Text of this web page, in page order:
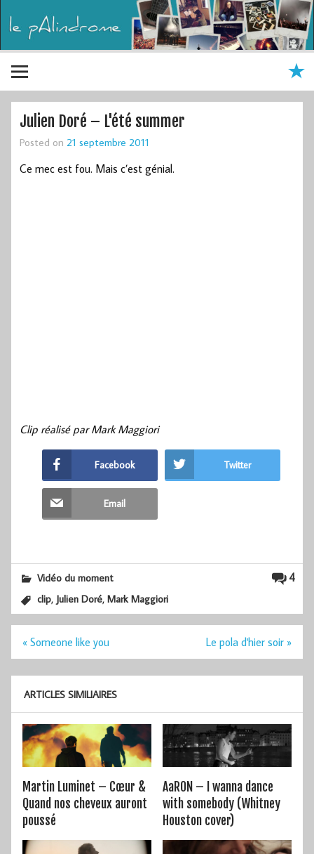
Julien Doré – L'été summer
Posted on 21 septembre 2011
Ce mec est fou. Mais c’est génial.
Clip réalisé par Mark Maggiori
Facebook Twitter
Email
4
Vidéo du moment
clip, Julien Doré,Mark Maggiori
Navigation
« Someone like you Le pola d'hier soir »
ARTICLES SIMILIAIRES
Martin Luminet – Cœur &
Quand nos cheveux auront
poussé
AaRON – I wanna dance
with somebody (Whitney
Houston cover)